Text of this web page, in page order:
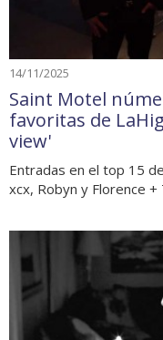
14/11/2025
Saint Motel
favoritas de
view'
Entradas en el top 15
xcx, Robyn y Florence +